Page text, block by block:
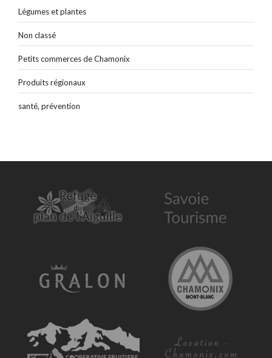
Légumes et plantes
Non classé
Petits commerces de Chamonix
Produits régionaux
santé, prévention